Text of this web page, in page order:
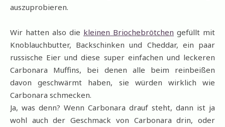
auszuprobieren.
Wir hatten also die kleinen Briochebrötchen gefüllt mit
Knoblauchbutter, Backschinken und Cheddar, ein paar
russische Eier und diese super einfachen und leckeren
Carbonara Muffins, bei denen alle beim reinbeißen
davon geschwärmt haben, sie würden wirklich wie
Carbonara schmecken.
Ja, was denn? Wenn Carbonara drauf steht, dann ist ja
wohl auch der Geschmack von Carbonara drin, oder